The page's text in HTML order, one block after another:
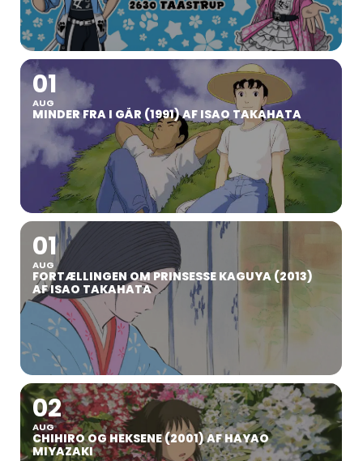
01
AUG
MINDER FRA I GÅR (1991) AF ISAO TAKAHATA
01
AUG
FORTÆLLINGEN OM PRINSESSE KAGUYA (2013)
AF ISAO TAKAHATA
02
AUG
CHIHIRO OG HEKSENE (2001) AF HAYAO
MIYAZAKI